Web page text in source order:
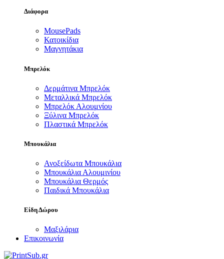
Διάφορα
MousePads
Κατοικίδια
Μαγνητάκια
Μπρελόκ
Δερμάτινα Μπρελόκ
Μεταλλικά Μπρελόκ
Μπρελόκ Αλουμνίου
Ξύλινα Μπρελόκ
Πλαστικά Μπρελόκ
Μπουκάλια
Ανοξείδωτα Μπουκάλια
Μπουκάλια Αλουμινίου
Μπουκάλια Θερμός
Παιδικά Μπουκάλια
Είδη Δώρου
Μαξιλάρια
Επικοινωνία